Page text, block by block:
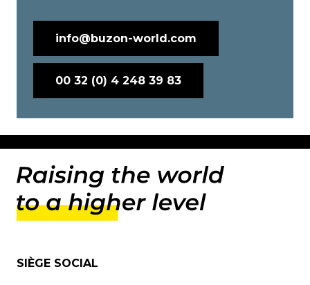
info@buzon-world.com
00 32 (0) 4 248 39 83
SIÈGE SOCIAL